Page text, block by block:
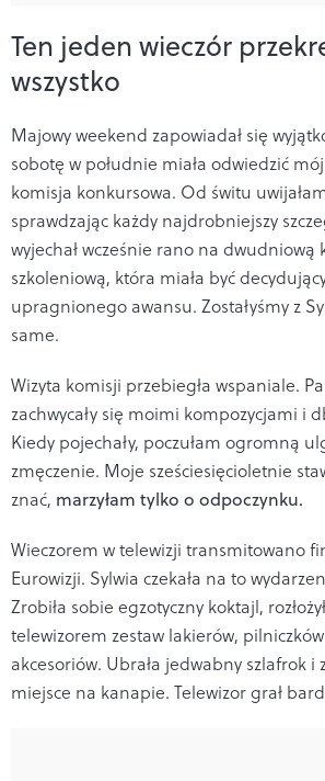
Ten jeden wieczór
wszystko
Majowy weekend zapowiadał się
sobotę w południe miała odwiedzić
komisja konkursowa. Od świtu
sprawdzając każdy najdrobniejszy
wyjechał wcześnie rano na dwudniową
szkoleniową, która miała być
upragnionego awansu. Zostałyśmy z
same.
Wizyta komisji przebiegła wspaniale.
zachwycały się moimi kompozycjami i
Kiedy pojechały, poczułam ogromną
zmęczenie. Moje sześciesięcioletnie
znać, marzyłam tylko o odpoczynku.
Wieczorem w telewizji transmitowano
Eurowizji. Sylwia czekała na to
Zrobiła sobie egzotyczny koktajl,
telewizorem zestaw lakierów,
akcesoriów. Ubrała jedwabny szlafrok i
miejsce na kanapie. Telewizor grał